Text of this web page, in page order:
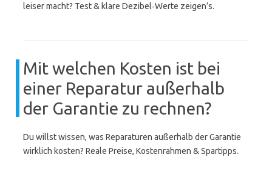
leiser macht? Test & klare Dezibel‑Werte zeigen’s.
Mit welchen Kosten ist bei
einer Reparatur außerhalb
der Garantie zu rechnen?
Du willst wissen, was Reparaturen außerhalb der Garantie
wirklich kosten? Reale Preise, Kostenrahmen & Spartipps.